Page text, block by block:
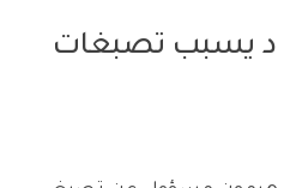
د يسبب تصبغات